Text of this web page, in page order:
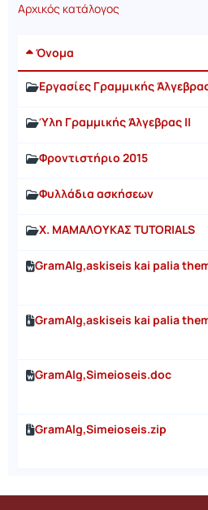
Αρχικός κατάλογος
Όνομα
Εργασίες Γραμμικής Άλγεβρας
Ύλη Γραμμικής Άλγεβρας ΙΙ
Φροντιστήριο 2015
Φυλλάδια ασκήσεων
Χ. ΜΑΜΑΛΟΥΚΑΣ TUTORIALS
GramAlg,askiseis kai palia
GramAlg,askiseis kai palia
GramAlg,Simeioseis.doc
GramAlg,Simeioseis.zip